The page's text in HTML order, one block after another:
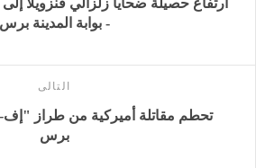
- بوابة المدينة برس
التالى
برس